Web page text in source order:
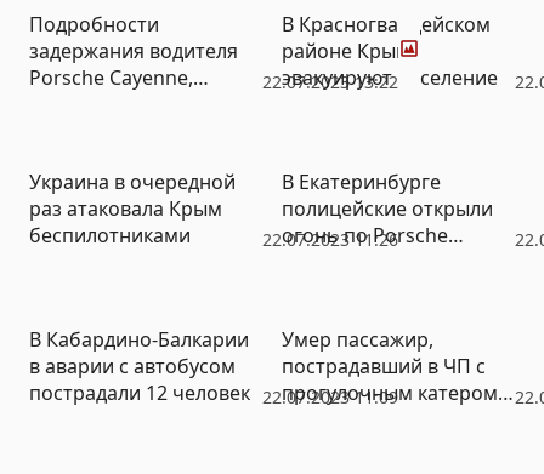
22.07.2023 13:22
Подробности
задержания водителя
Porsche Cayenne,
Фото
В Красногвардейском
районе Крыма
эвакуируют население
22.07.2023 11:26
Украина в очередной
раз атаковала Крым
беспилотниками
В Екатеринбурге
полицейские открыли
огонь по Porsche
22.07.2023 11:09
В Кабардино-Балкарии
в аварии с автобусом
пострадали 12 человек
Умер пассажир,
пострадавший в ЧП с
прогулочным катером в